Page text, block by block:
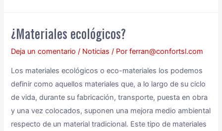
¿Materiales ecológicos?
Deja un comentario / Noticias / Porferran@confortsl.com
Los materiales ecológicos o eco-materiales los podemos
definir como aquellos materiales que, a lo largo de su ciclo
de vida, durante su fabricación, transporte, puesta en obra
y una vez colocados, suponen una mejora medio ambiental
respecto de un material tradicional. Este tipo de materiales